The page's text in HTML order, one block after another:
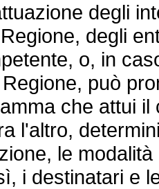
degli
degli
o, in
può
che attui
l'altro,
le
i destinatari e